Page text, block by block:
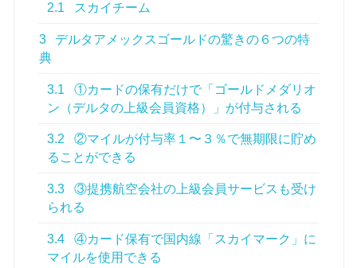
2.1 スカイチーム
3
デルタアメックスゴールドの驚きの６つの特
典
3.1
①カードの保有だけで「ゴールドメダリオ
ン（デルタの上級会員資格）」が付与される
3.2
②マイルが付与率１〜３％で無期限に貯め
ることができる
3.3
③提携航空会社の上級会員サービスも受け
られる
3.4
④カード保有で国内線「スカイマーク」に
マイルを使用できる